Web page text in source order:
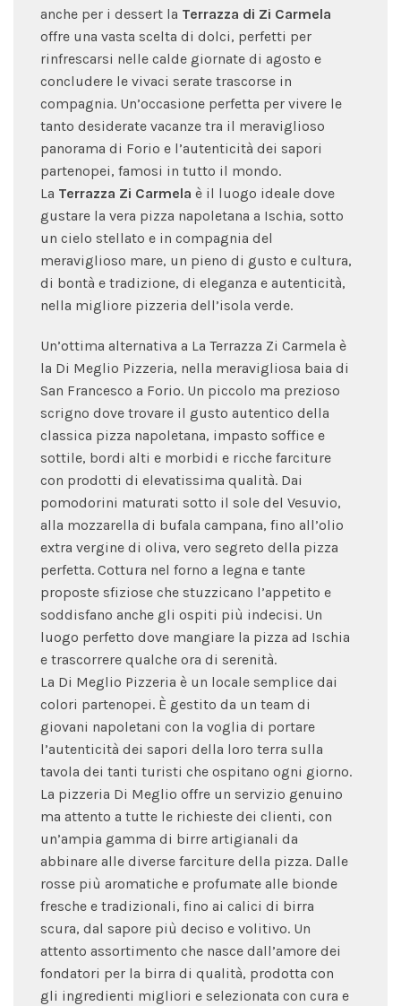
anche per i dessert la Terrazza di Zi Carmela
offre una vasta scelta di dolci, perfetti per
rinfrescarsi nelle calde giornate di agosto e
concludere le vivaci serate trascorse in
compagnia. Un’occasione perfetta per vivere le
tanto desiderate vacanze tra il meraviglioso
panorama di Forio e l’autenticità dei sapori
partenopei, famosi in tutto il mondo.
La Terrazza Zi Carmela è il luogo ideale dove
gustare la vera pizza napoletana a Ischia, sotto
un cielo stellato e in compagnia del
meraviglioso mare, un pieno di gusto e cultura,
di bontà e tradizione, di eleganza e autenticità,
nella migliore pizzeria dell’isola verde.
Un’ottima alternativa a La Terrazza Zi Carmela è
la Di Meglio Pizzeria, nella meravigliosa baia di
San Francesco a Forio. Un piccolo ma prezioso
scrigno dove trovare il gusto autentico della
classica pizza napoletana, impasto soffice e
sottile, bordi alti e morbidi e ricche farciture
con prodotti di elevatissima qualità. Dai
pomodorini maturati sotto il sole del Vesuvio,
alla mozzarella di bufala campana, fino all’olio
extra vergine di oliva, vero segreto della pizza
perfetta. Cottura nel forno a legna e tante
proposte sfiziose che stuzzicano l’appetito e
soddisfano anche gli ospiti più indecisi. Un
luogo perfetto dove mangiare la pizza ad Ischia
e trascorrere qualche ora di serenità.
La Di Meglio Pizzeria è un locale semplice dai
colori partenopei. È gestito da un team di
giovani napoletani con la voglia di portare
l’autenticità dei sapori della loro terra sulla
tavola dei tanti turisti che ospitano ogni giorno.
La pizzeria Di Meglio offre un servizio genuino
ma attento a tutte le richieste dei clienti, con
un’ampia gamma di birre artigianali da
abbinare alle diverse farciture della pizza. Dalle
rosse più aromatiche e profumate alle bionde
fresche e tradizionali, fino ai calici di birra
scura, dal sapore più deciso e volitivo. Un
attento assortimento che nasce dall’amore dei
fondatori per la birra di qualità, prodotta con
gli ingredienti migliori e selezionata con cura e